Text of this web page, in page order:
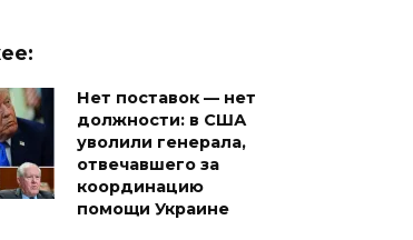
Нет поставок — нет
должности: в США
уволили генерала,
отвечавшего за
координацию
помощи Украине